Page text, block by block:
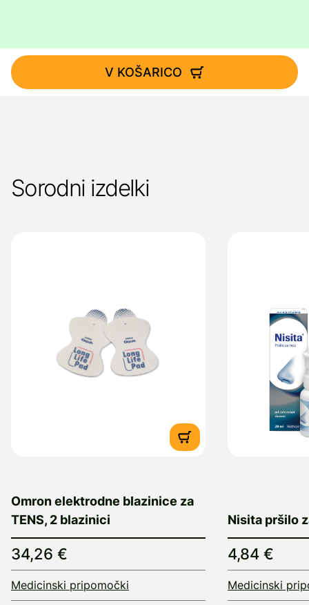
V KOŠARICO
Sorodni izdelki
Omron elektrodne blazinice za
TENS, 2 blazinici
34,26 €
Medicinski pripomočki
Nisita pršilo
4,84 €
Medicinski